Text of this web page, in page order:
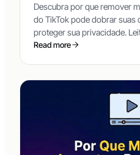
Descubra por que remover
do TikTok pode dobrar suas
proteger sua privacidade.
clippers, vendedores TikTok
Read more